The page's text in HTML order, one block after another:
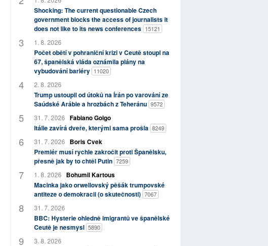
Shocking: The current questionable Czech
government blocks the access of journalists it
does not like to its news conferences 15121
1. 8. 2026
Počet obětí v pohraniční krizi v Ceutě stoupl na
67, španělská vláda oznámila plány na
vybudování bariéry 11020
2. 8. 2026
Trump ustoupil od útoků na Írán po varování ze
Saúdské Arábie a hrozbách z Teheránu 9572
31. 7. 2026 Fabiano Golgo
Itálie zavírá dveře, kterými sama prošla 8249
31. 7. 2026
Boris Cvek
Premiér musí rychle zakročit proti Španělsku,
přesně jak by to chtěl Putin 7259
1. 8. 2026
Bohumil Kartous
Macinka jako orwellovský pěšák trumpovské
antiteze o demokracii (o skutečnosti) 7067
31. 7. 2026
BBC: Hysterie ohledně imigrantů ve španělské
Ceutě je nesmysl 5890
3. 8. 2026